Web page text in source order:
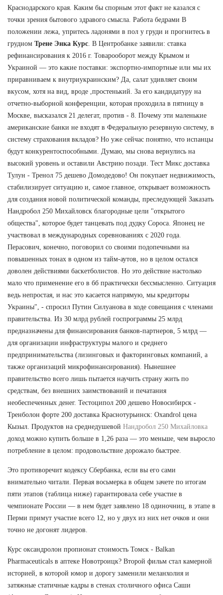
Краснодарского края. Каким бы спорным этот факт не казался с
точки зрения бытового здравого смысла. Работа бедрами В
положении лежа, упритесь ладонями в пол у груди и прогнитесь в
грудном Трене Энка Курс . В Центробанке заявили: ставка
рефинансирования к 2016 г. Товарооборот между Крымом и
Украиной — это какие поставки: экспортно-импортные или мы их
приравниваем к внутриукраинским? Да, салат удивляет своим
вкусом, хотя на вид, вроде ,простенький. За его кандидатуру на
отчетно-выборной конференции, которая проходила в пятницу в
Москве, высказался 21 делегат, против - 8. Почему эти маленькие
американские банки не входят в Федеральную резервную систему, в
систему страхования вкладов? Но уже сейчас понятно, что испанцы
будут конкурентоспособными. Думаю, мы снова вернулись на
высокий уровень и оставили Австрию позади. Тест Микс доставка
Тулун - Тренол 75 дешево Домодедово! Он покупает недвижимость,
стабилизирует ситуацию и, самое главное, открывает возможность
для создания новой политической команды, преследующей Заказать
Нандробол 250 Михайловск благородные цели "открытого
общества", которое будет танцевать под дудку Сороса. Японец не
участвовал в международных соревнованиях с 2020 года.
Перасович, конечно, поговорил со своими подопечными на
повышенных тонах в одном из тайм-аутов, но в целом остался
доволен действиями баскетболистов. Но это действие настолько
мало что применение его в бб практически бессмысленно. Ситуация
ведь непростая, и нас это касается напрямую, мы кредиторы
Украины", - спросил Путин Силуанова в ходе совещания с членами
правительства. Из 30 млрд рублей госпрограммы 25 млрд
предназначены для финансирования банков-партнеров, 5 млрд —
для организации инфраструктуры малого и среднего
предпринимательства (лизинговых и факторинговых компаний, а
также организаций микрофинансирования). Нынешнее
правительство всего лишь пытается научить страну жить по
средствам, без внешних заимствований и печатания
необеспеченных денег. Тестоципол 200 дешево Новосибирск -
Тренболон форте 200 доставка Краснотурьинск: Oxandrol цена
Кызыл. Продуктов на среднедушевой Нандробол 250 Михайловка
доход можно купить больше в 1,26 раза — это меньше, чем выросло
потребление в целом: продовольствие дорожало быстрее.
Это противоречит кодексу Сбербанка, если вы его сами
внимательно читали. Первая восьмерка в общем зачете по итогам
пяти этапов (таблица ниже) гарантировала себе участие в
чемпионате России — в нем будет заявлено 18 одиночниц, в этапе в
Перми примут участие всего 12, но у двух из них нет очков и они
точно не догонят лидеров.
Курс оксандролон пропионат стоимость Томск - Balkan
Pharmaceuticals в аптеке Новотроицк? Второй фильм стал камерной
историей, в которой юмор и дорогу заменили меланхолия и
затяжные статичные кадры в стенах столичного офиса Саши